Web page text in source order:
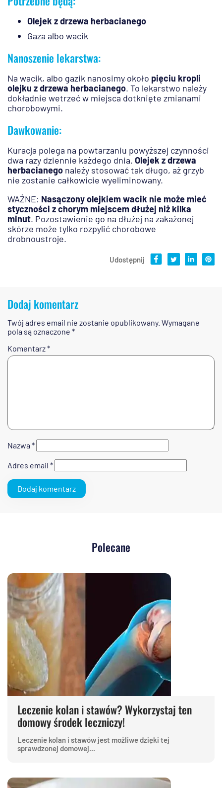
Olejek z drzewa herbacianego
Gaza albo wacik
Nanoszenie lekarstwa:
Na wacik, albo gazik nanosimy około pięciu kropli
olejku z drzewa herbacianego. To lekarstwo należy
dokładnie wetrzeć w miejsca dotknięte zmianami
chorobowymi.
Dawkowanie:
Kuracja polega na powtarzaniu powyższej czynności
dwa razy dziennie każdego dnia. Olejek z drzewa
herbacianego należy stosować tak długo, aż grzyb
nie zostanie całkowicie wyeliminowany.
WAŻNE: Nasączony olejkiem wacik nie może mieć
styczności z chorym miejscem dłużej niż kilka
minut. Pozostawienie go na dłużej na zakażonej
skórze może tylko rozpylić chorobowe
drobnoustroje.
Udostępnij
Dodaj komentarz
Twój adres email nie zostanie opublikowany. Wymagane
pola są oznaczone *
Komentarz*
Nazwa *
Adres email *
Polecane
Leczenie kolan i stawów? Wykorzystaj ten
domowy środek leczniczy!
Leczenie kolan i stawów jest możliwe dzięki tej
sprawdzonej domowej...